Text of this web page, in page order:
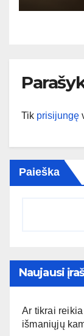
Tik prisijungę
Paieška
Naujausi
Ar tikrai
išmaniųjų